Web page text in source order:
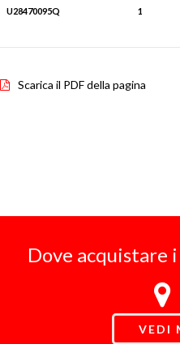
U28470095Q 1
Scarica il PDF della pagina
Dove
VEDI